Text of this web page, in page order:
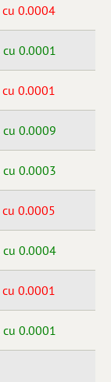
cu 0.0004
cu 0.0001
0.0001
cu 0.0009
cu 0.0003
0.0005
cu 0.0004
0.0001
cu 0.0001